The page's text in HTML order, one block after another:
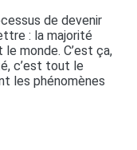
de devenir
: la majorité
monde. C’est ça,
c’est tout le
les phénomènes